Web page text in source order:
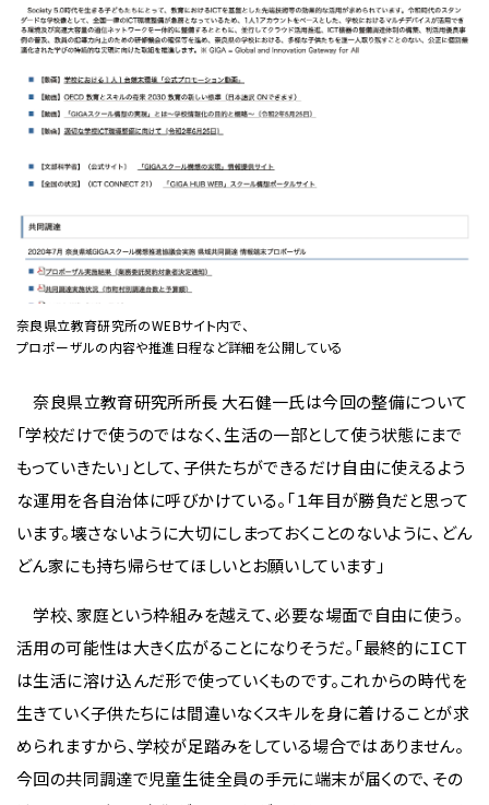
奈良県立教育研究所のWEBサイト内で、
プロポーザルの内容や推進日程など詳細を公開している
奈良県立教育研究所所長 大石健一氏は今回の整備について
「学校だけで使うのではなく、生活の一部として使う状態にまで
もっていきたい」として、子供たちができるだけ自由に使えるよう
な運用を各自治体に呼びかけている。「１年目が勝負だと思って
います。壊さないように大切にしまっておくことのないように、どん
どん家にも持ち帰らせてほしいとお願いしています」
学校、家庭という枠組みを越えて、必要な場面で自由に使う。
活用の可能性は大きく広がることになりそうだ。「最終的にＩＣＴ
は生活に溶け込んだ形で使っていくものです。これからの時代を
生きていく子供たちには間違いなくスキルを身に着けることが求
められますから、学校が足踏みをしている場合ではありません。
今回の共同調達で児童生徒全員の手元に端末が届くので、その